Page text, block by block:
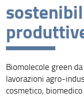
Biomolecole green
lavorazioni agro-
cosmetico,
Aree di ricerca
Eventi, seminari,
Pubblicazioni
Dottorato di ricerca
Dottorato di ricerca